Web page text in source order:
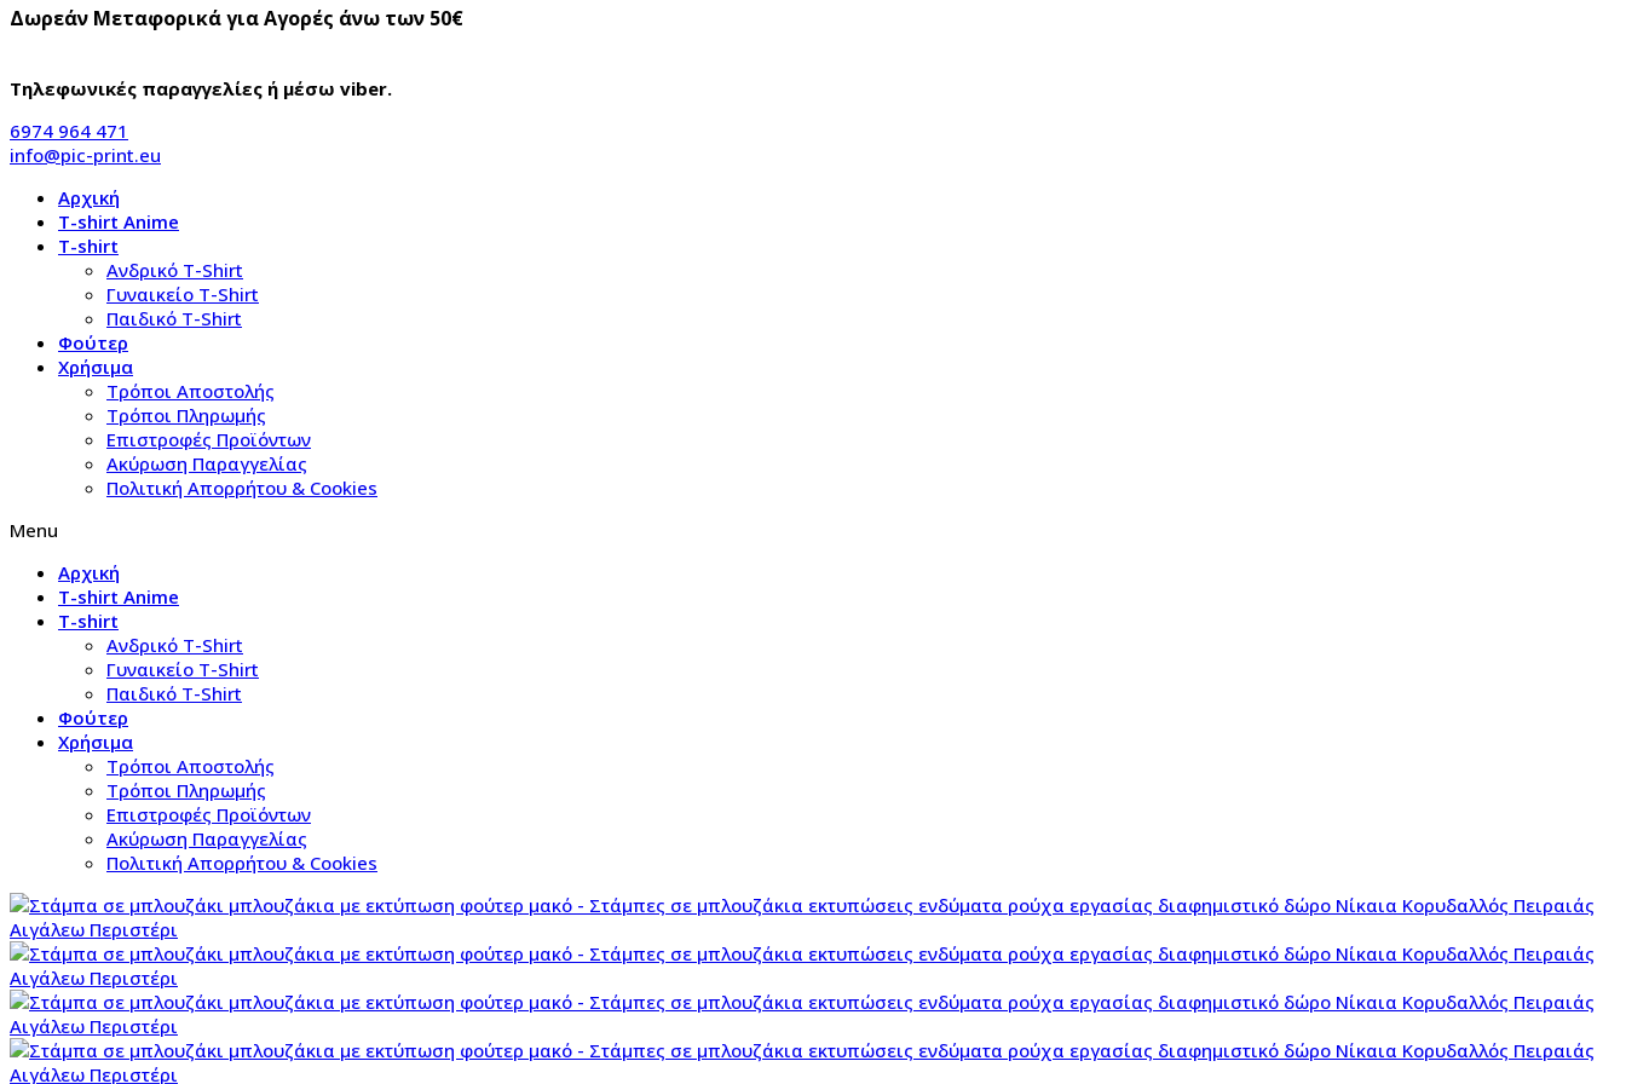
Δωρεάν Μεταφορικά για Αγορές άνω των 50€
Τηλεφωνικές παραγγελίες ή μέσω viber.
6974 964 471
info@pic-print.eu
Αρχική
T-shirt Anime
T-shirt
Aνδρικό Τ-Shirt
Γυναικείο T-Shirt
Παιδικό T-Shirt
Φούτερ
Χρήσιμα
Τρόποι Αποστολής
Τρόποι Πληρωμής
Επιστροφές Προϊόντων
Ακύρωση Παραγγελίας
Πολιτική Απορρήτου & Cookies
Menu
Αρχική
T-shirt Anime
T-shirt
Aνδρικό Τ-Shirt
Γυναικείο T-Shirt
Παιδικό T-Shirt
Φούτερ
Χρήσιμα
Τρόποι Αποστολής
Τρόποι Πληρωμής
Επιστροφές Προϊόντων
Ακύρωση Παραγγελίας
Πολιτική Απορρήτου & Cookies